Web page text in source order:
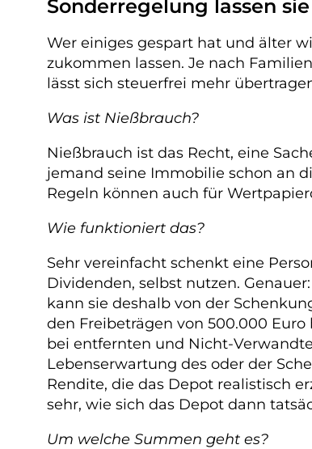
Sonderregelung lassen
Wer einiges gespart hat und älter
zukommen lassen. Je nach
lässt sich steuerfrei mehr
Was ist Nießbrauch?
Nießbrauch ist das Recht, eine
jemand seine Immobilie schon an
Regeln können auch für
Wie funktioniert das?
Sehr vereinfacht schenkt eine
Dividenden, selbst nutzen.
kann sie deshalb von der
den Freibeträgen von 500.000
bei entfernten und Nicht-
Lebenserwartung des oder der
Rendite, die das Depot realistisch
sehr, wie sich das Depot dann
Um welche Summen geht es?